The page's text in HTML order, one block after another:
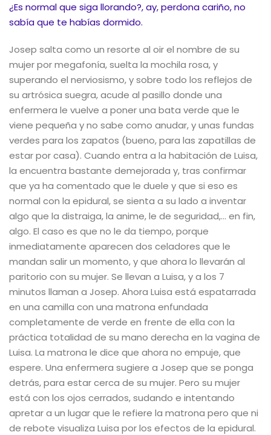
¿Es normal que siga llorando?, ay, perdona cariño, no
sabía que te habías dormido.
Josep salta como un resorte al oir el nombre de su
mujer por megafonía, suelta la mochila rosa, y
superando el nerviosismo, y sobre todo los reflejos de
su artrósica suegra, acude al pasillo donde una
enfermera le vuelve a poner una bata verde que le
viene pequeña y no sabe como anudar, y unas fundas
verdes para los zapatos (bueno, para las zapatillas de
estar por casa). Cuando entra a la habitación de Luisa,
la encuentra bastante demejorada y, tras confirmar
que ya ha comentado que le duele y que si eso es
normal con la epidural, se sienta a su lado a inventar
algo que la distraiga, la anime, le de seguridad,… en fin,
algo. El caso es que no le da tiempo, porque
inmediatamente aparecen dos celadores que le
mandan salir un momento, y que ahora lo llevarán al
paritorio con su mujer. Se llevan a Luisa, y a los 7
minutos llaman a Josep. Ahora Luisa está espatarrada
en una camilla con una matrona enfundada
completamente de verde en frente de ella con la
práctica totalidad de su mano derecha en la vagina de
Luisa. La matrona le dice que ahora no empuje, que
espere. Una enfermera sugiere a Josep que se ponga
detrás, para estar cerca de su mujer. Pero su mujer
está con los ojos cerrados, sudando e intentando
apretar a un lugar que le refiere la matrona pero que ni
de rebote visualiza Luisa por los efectos de la epidural.